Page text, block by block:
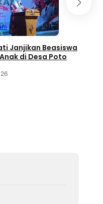
Janjikan Beasiswa
di Desa Poto